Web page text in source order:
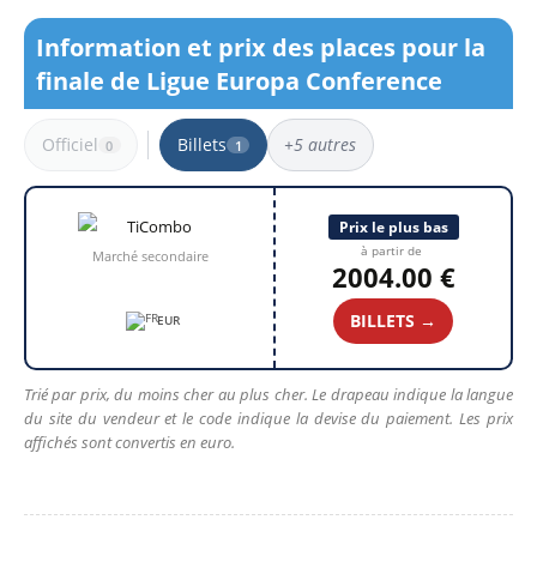
Information et prix des places pour la
finale de Ligue Europa Conference
Officiel 0 Billets 1 +5 autres
1 résultat
Marché secondaire
EUR
Prix le plus bas
à partir de
2004.00 €
BILLETS →
Trié par prix, du moins cher au plus cher. Le drapeau indique la langue
du site du vendeur et le code indique la devise du paiement. Les prix
affichés sont convertis en euro.